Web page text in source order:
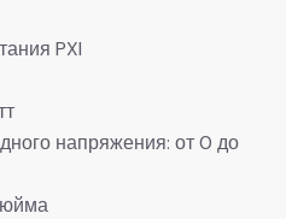
PXI
напряжения: от 0 до